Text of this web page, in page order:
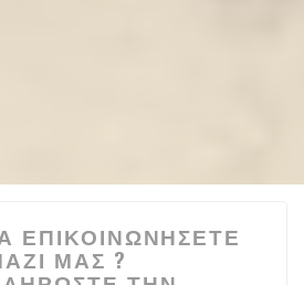
ΕΠΙΚΟΙΝΩΝΉΣΕΤΕ
ΜΑΣ ?